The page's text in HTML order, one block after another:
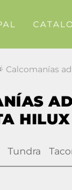
Calcomanías
HILUX
Tundra